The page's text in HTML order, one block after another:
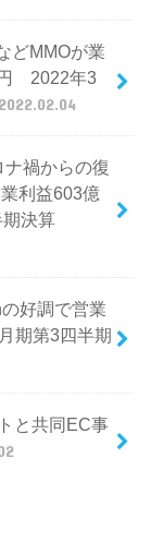
どMMOが業
2022年3
2022.02.04
禍からの復
利益603億
決算
好調で営業
期第3四半期
と共同EC事